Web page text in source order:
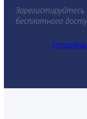
бесплатного